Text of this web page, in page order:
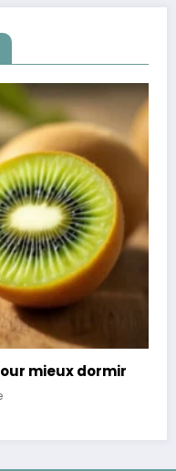
Non classé
Révélation : 45